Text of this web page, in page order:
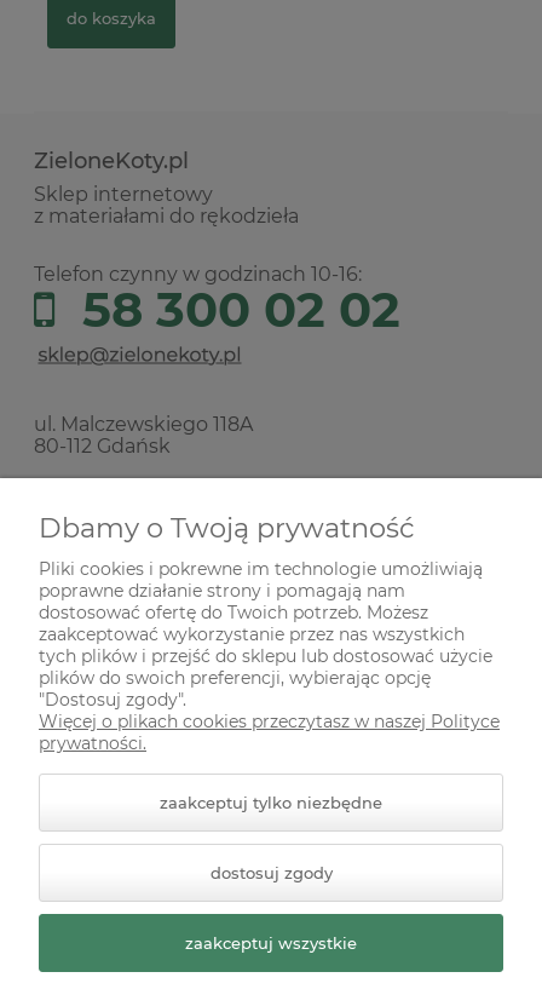
do koszyka
ZieloneKoty.pl
Sklep internetowy
z materiałami do rękodzieła
Telefon czynny w godzinach 10-16:
58 300 02 02
ul. Malczewskiego 118A
80-112 Gdańsk
SKŁADANIE ZAMÓWIEŃ
INFORMACJE
ODWIEDŹ NAS NA
© 2026 zielonekoty.pl. Wszelkie prawa zastrzeżone.
Dbamy o Twoją prywatność
Pliki cookies i pokrewne im technologie umożliwiają
poprawne działanie strony i pomagają nam
dostosować ofertę do Twoich potrzeb. Możesz
zaakceptować wykorzystanie przez nas wszystkich
tych plików i przejść do sklepu lub dostosować użycie
plików do swoich preferencji, wybierając opcję
"Dostosuj zgody".
Więcej o plikach cookies przeczytasz w naszej Polityce
prywatności.
zaakceptuj tylko niezbędne
dostosuj zgody
zaakceptuj wszystkie